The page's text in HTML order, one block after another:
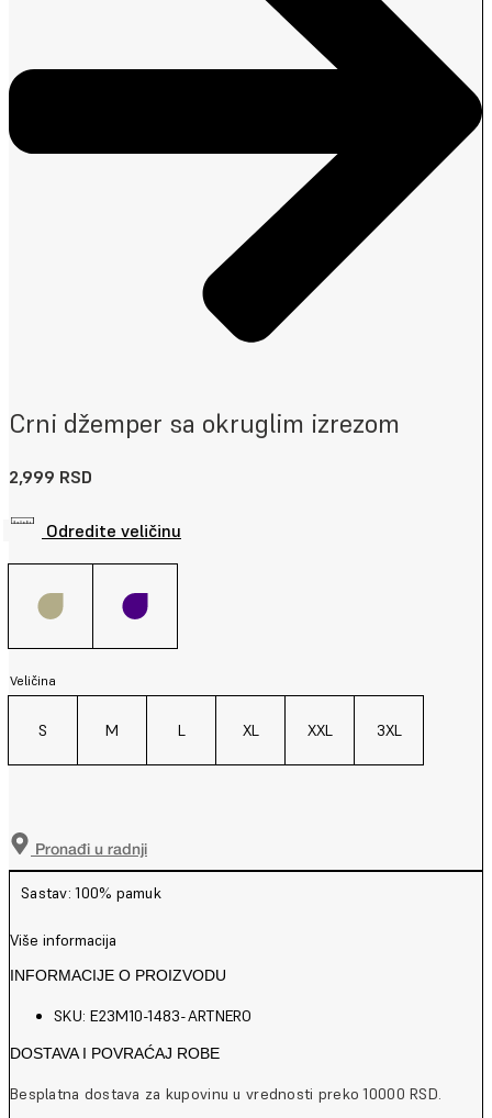
Crni džemper sa okruglim izrezom
2,999 RSD
Odredite veličinu
Veličina
S M L XL XXL 3XL
Pronađi u radnji
Sastav: 100% pamuk
Više informacija
INFORMACIJE O PROIZVODU
SKU: E23M10-1483-ARTNERO
DOSTAVA I POVRAĆAJ ROBE
Besplatna dostava za kupovinu u vrednosti preko 10000 RSD.